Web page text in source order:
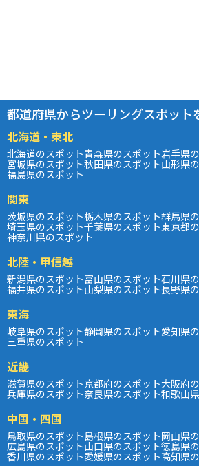
都道府県からツーリングスポット
北海道・東北
北海道のスポット青森県のスポット岩手県
宮城県のスポット秋田県のスポット山形県
福島県のスポット
関東
茨城県のスポット栃木県のスポット群馬県
埼玉県のスポット千葉県のスポット東京都
神奈川県のスポット
北陸・甲信越
新潟県のスポット富山県のスポット石川県
福井県のスポット山梨県のスポット長野県
東海
岐阜県のスポット静岡県のスポット愛知県
三重県のスポット
近畿
滋賀県のスポット京都府のスポット大阪府
兵庫県のスポット奈良県のスポット和歌山
中国・四国
鳥取県のスポット島根県のスポット岡山県
広島県のスポット山口県のスポット徳島県
香川県のスポット愛媛県のスポット高知県